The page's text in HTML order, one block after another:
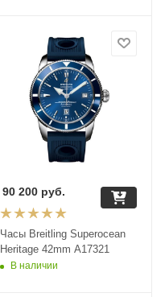
Часы Breitling Superocean
Heritage 42mm A17321
В наличии
90 200руб.